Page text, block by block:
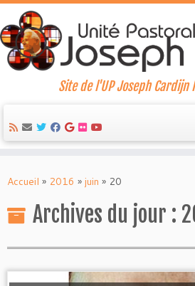
to
Site de l'UP Joseph Cardijn
Accueil » 2016 » juin » 20
Archives du jour :